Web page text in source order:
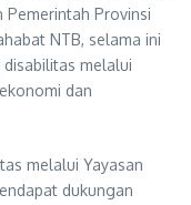
Pemerintah Provinsi
NTB, selama ini
melalui
dan
melalui Yayasan
dukungan